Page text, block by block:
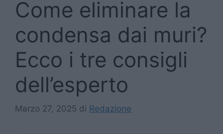
Come eliminare la
condensa dai muri?
Ecco i tre consigli
dell’esperto
Marzo 27, 2025 di Redazione